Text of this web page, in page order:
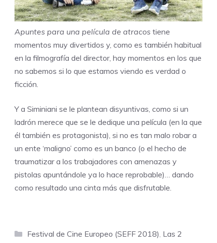
Apuntes para una película de atracos tiene
momentos muy divertidos y, como es también habitual
en la filmografía del director, hay momentos en los que
no sabemos si lo que estamos viendo es verdad o
ficción.
Y a Siminiani se le plantean disyuntivas, como si un
ladrón merece que se le dedique una película (en la que
él también es protagonista), si no es tan malo robar a
un ente ‘maligno’ como es un banco (o el hecho de
traumatizar a los trabajadores con amenazas y
pistolas apuntándole ya lo hace reprobable)… dando
como resultado una cinta más que disfrutable.
Categorías
Festival de Cine Europeo (SEFF 2018), Las 2